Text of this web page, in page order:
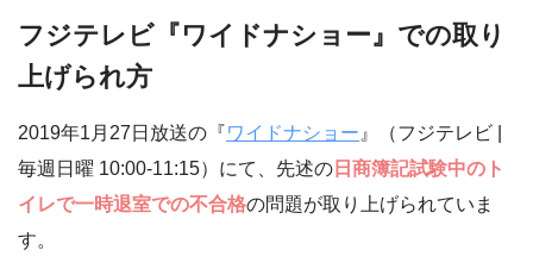
フジテレビ『ワイドナショー』での取り
上げられ方
2019年1月27日放送の『ワイドナショー 』（フジテレビ |
毎週日曜 10:00-11:15）にて、先述の 日商簿記試験中のト
イレで一時退室での不合格の問題が取り上げられていま
す。